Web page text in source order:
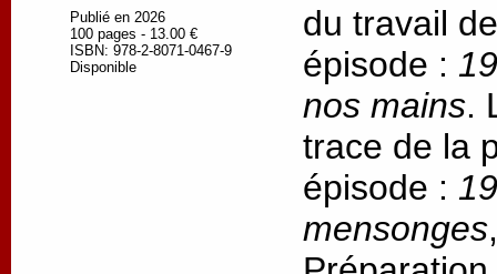
Publié en 2026
100 pages - 13.00 €
ISBN: 978-2-8071-0467-9
Disponible
du travail
épisode :
nos mains.
trace de la
épisode :
mensonges